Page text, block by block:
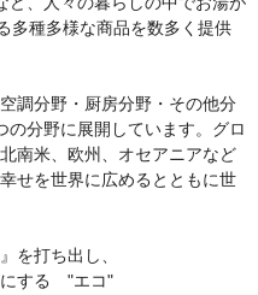
多種多様な商品を数多く提供
調分野・厨房分野・その他分
の分野に展開しています。グロ
南米、欧州、オセアニアなど
せを世界に広めるとともに世
を打ち出し、
にする "エコ"